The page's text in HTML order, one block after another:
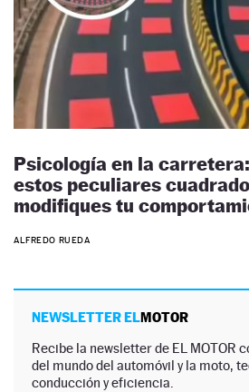
Psicología en la
estos peculiares
modifiques tu
ALFREDO RUEDA
NEWSLETTER ELMOTOR
Recibe la newsletter de EL MOTOR
del mundo del automóvil y la moto,
conducción y eficiencia.